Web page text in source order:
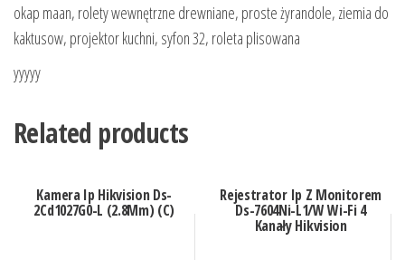
okap maan, rolety wewnętrzne drewniane, proste żyrandole, ziemia do
kaktusow, projektor kuchni, syfon 32, roleta plisowana
yyyyy
Related products
Kamera Ip Hikvision Ds-
2Cd1027G0-L (2.8Mm) (C)
Rejestrator Ip Z Monitorem
Ds-7604Ni-L1/W Wi-Fi 4
Kanały Hikvision